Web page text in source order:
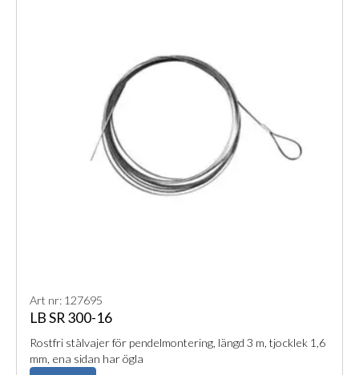
Art nr: 127695
LB SR 300-16
Rostfri stålvajer för pendelmontering, längd 3 m, tjocklek 1,6
mm, ena sidan har ögla